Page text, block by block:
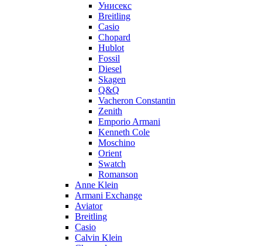
Унисекс
Breitling
Casio
Chopard
Hublot
Fossil
Diesel
Skagen
Q&Q
Vacheron Constantin
Zenith
Emporio Armani
Kenneth Cole
Moschino
Orient
Swatch
Romanson
Anne Klein
Armani Exchange
Aviator
Breitling
Casio
Calvin Klein